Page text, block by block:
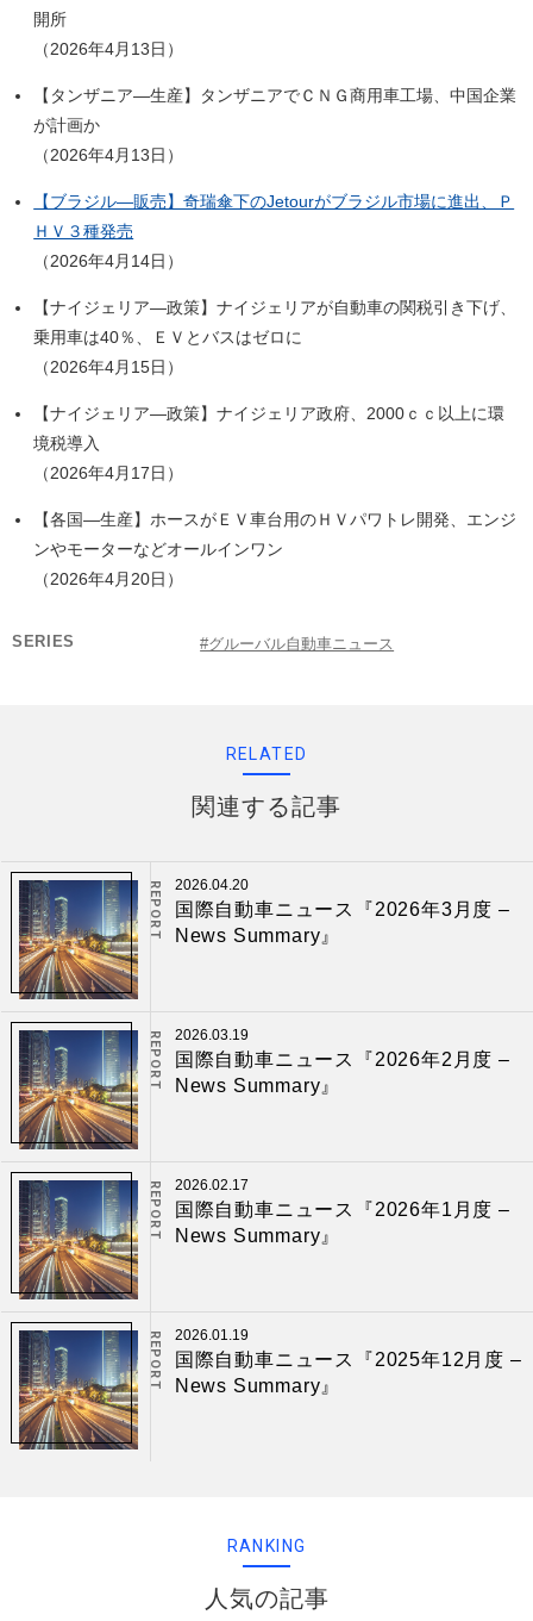
開所
（2026年4月13日）
【タンザニア―生産】タンザニアでＣＮＧ商用車工場、中国企業
が計画か
（2026年4月13日）
【ブラジル―販売】奇瑞傘下のJetourがブラジル市場に進出、Ｐ
ＨＶ３種発売
（2026年4月14日）
【ナイジェリア―政策】ナイジェリアが自動車の関税引き下げ、
乗用車は40％、ＥＶとバスはゼロに
（2026年4月15日）
【ナイジェリア―政策】ナイジェリア政府、2000ｃｃ以上に環
境税導入
（2026年4月17日）
【各国―生産】ホースがＥＶ車台用のＨＶパワトレ開発、エンジ
ンやモーターなどオールインワン
（2026年4月20日）
SERIES #グルーバル自動車ニュース
RELATED
関連する記事
REPORT 2026.04.20
国際自動車ニュース『2026年3月度 –
News Summary』
REPORT 2026.03.19
国際自動車ニュース『2026年2月度 –
News Summary』
REPORT 2026.02.17
国際自動車ニュース『2026年1月度 –
News Summary』
REPORT 2026.01.19
国際自動車ニュース『2025年12月度 –
News Summary』
RANKING
人気の記事